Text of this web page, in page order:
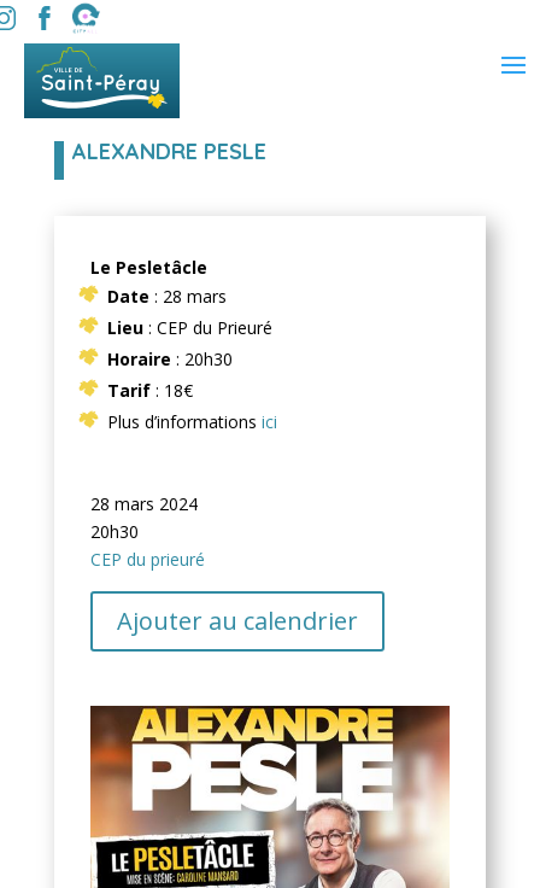
ALEXANDRE PESLE
Le Pesletâcle
Date : 28 mars
Lieu : CEP du Prieuré
Horaire : 20h30
Tarif: 18€
Plus d’informations ici
28 mars 2024
20h30
CEP du prieuré
Ajouter au calendrier